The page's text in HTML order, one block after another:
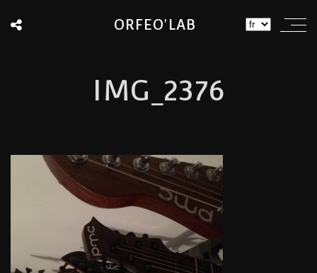
ORFEO'LAB
IMG_2376